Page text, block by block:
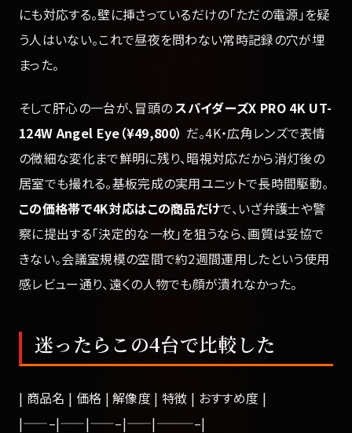
にも対応する。壁に挿さっているだけの「ただの電源」を疑
う人はいない。これで昼夜を問わない常時記録の穴が埋
まった。
そして肝心の一台が、冒頭のスパイダーズX PRO 4K UT-
124W Angel Eye（¥49,800） だ。4K・広角レンズで表情
の微細な変化まで鮮明に残り、暗視対応だから消灯後の
居室でも撮れる。基板完成の実用ユニットで長時間駆動。
この価格帯で4K対応はこの商品だけで、いざ弁護士や警
察に提出する「決定的な一枚」を狙うなら、画質は妥協で
きない。会議室規模の空間で約2週間運用したという使用
感レビュー通り、遠くの人物でも顔が潰れなかった。
迷ったらこの4台で比較した
| 商品名 | 価格 | 解像度 | 特徴 | おすすめ度 |
|——–|——|——–|——|———–|